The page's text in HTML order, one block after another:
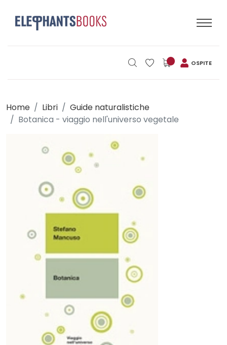
OSPITE
Home Libri
Guide naturalistiche
Botanica - viaggio nell'universo vegetale